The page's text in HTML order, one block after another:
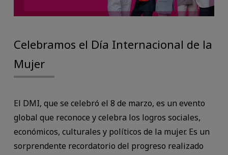
Celebramos el Día Internacional de la
Mujer
El DMI, que se celebró el 8 de marzo, es un evento
global que reconoce y celebra los logros sociales,
económicos, culturales y políticos de la mujer. Es un
sorprendente recordatorio del progreso realizado